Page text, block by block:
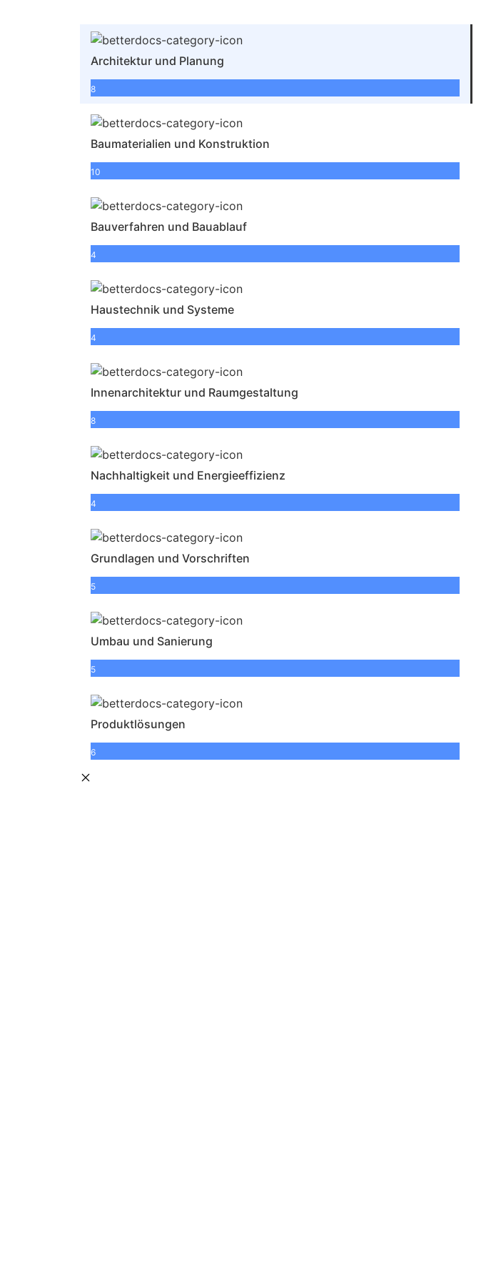
Architektur und Planung
8
Baumaterialien und Konstruktion
10
Bauverfahren und Bauablauf
4
Haustechnik und Systeme
4
Innenarchitektur und Raumgestaltung
8
Nachhaltigkeit und Energieeffizienz
4
Grundlagen und Vorschriften
5
Umbau und Sanierung
5
Produktlösungen
6